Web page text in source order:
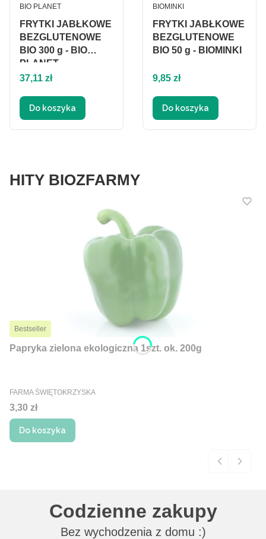
FRYTKI JABŁKOWE
BEZGLUTENOWE
BIO 300 g - BIO
PLANET
PRODUCENT
BIO PLANET
Cena
37,11 zł
Do koszyka
FRYTKI JABŁKOWE
BEZGLUTENOWE
BIO 50 g - BIOMINKI
PRODUCENT
BIOMINKI
Cena
9,85 zł
Do koszyka
HITY BIOZFARMY
Bestseller
Papryka zielona ekologiczna 1szt. ok. 200g
PRODUCENT
FARMA ŚWIĘTOKRZYSKA
Cena
3,30 zł
Do koszyka
Codzienne zakupy
Bez wychodzenia z domu :)